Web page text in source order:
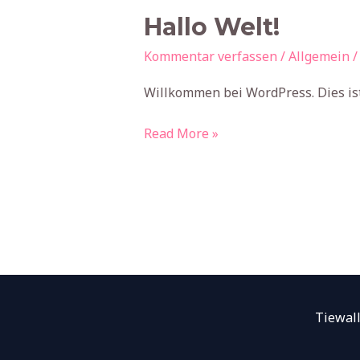
Hallo Welt!
Kommentar verfassen /Allgemein /
Willkommen bei WordPress. Dies
Hallo
Read More »